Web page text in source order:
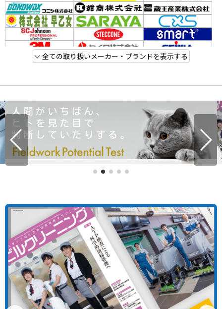
全ての取り扱いメーカー・ブランドを表示する